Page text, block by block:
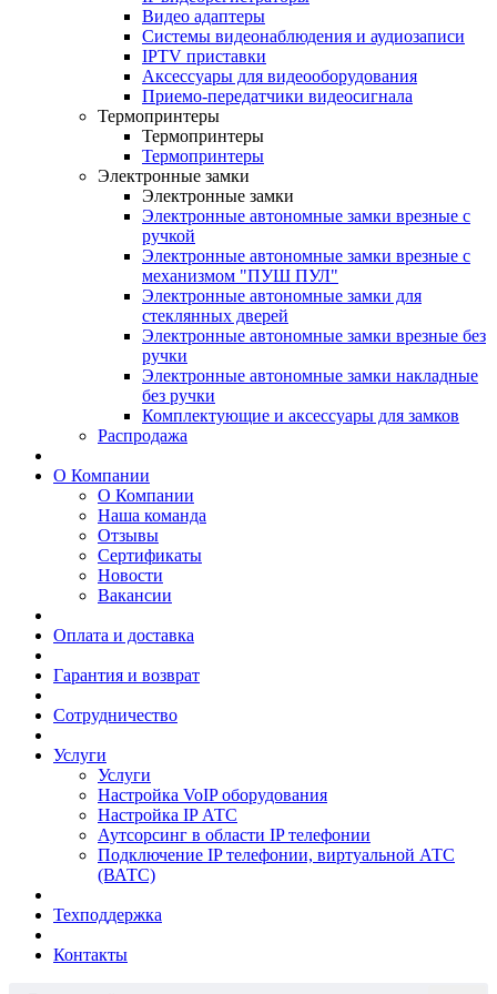
Видео адаптеры
Системы видеонаблюдения и аудиозаписи
IPTV приставки
Аксессуары для видеооборудования
Приемо-передатчики видеосигнала
Термопринтеры
Термопринтеры
Термопринтеры
Электронные замки
Электронные замки
Электронные автономные замки врезные с
ручкой
Электронные автономные замки врезные с
механизмом "ПУШ ПУЛ"
Электронные автономные замки для
стеклянных дверей
Электронные автономные замки врезные без
ручки
Электронные автономные замки накладные
без ручки
Комплектующие и аксессуары для замков
Распродажа
О Компании
О Компании
Наша команда
Отзывы
Сертификаты
Новости
Вакансии
Оплата и доставка
Гарантия и возврат
Сотрудничество
Услуги
Услуги
Настройка VoIP оборудования
Настройка IP АТС
Аутсорсинг в области IP телефонии
Подключение IP телефонии, виртуальной АТС
(ВАТС)
Техподдержка
Контакты